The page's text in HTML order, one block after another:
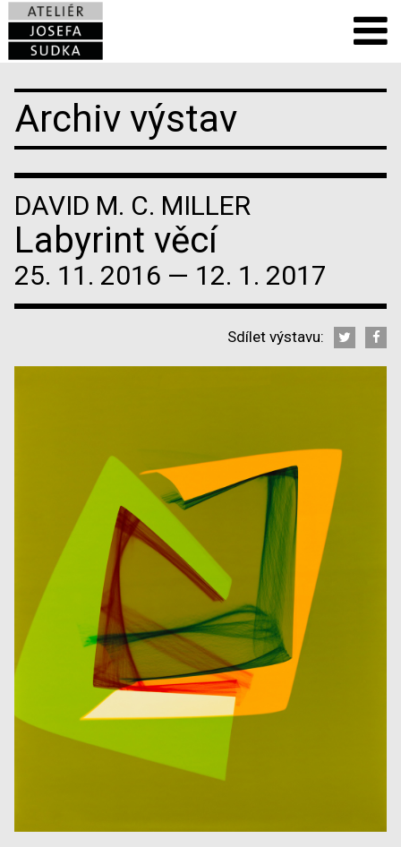
Archiv výstav
DAVID M. C. MILLER
Labyrint věcí
25. 11. 2016 — 12. 1. 2017
Sdílet výstavu: